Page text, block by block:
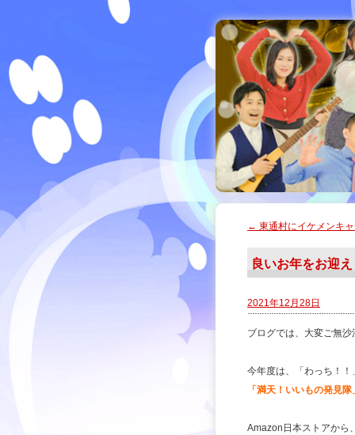
← 東通村にイケメンキャ
良いお年をお迎
2021年12月28日
ブログでは、大変ご無沙
今年度は、「わっち！
「満天！いいもの発見隊
Amazon日本ストアから